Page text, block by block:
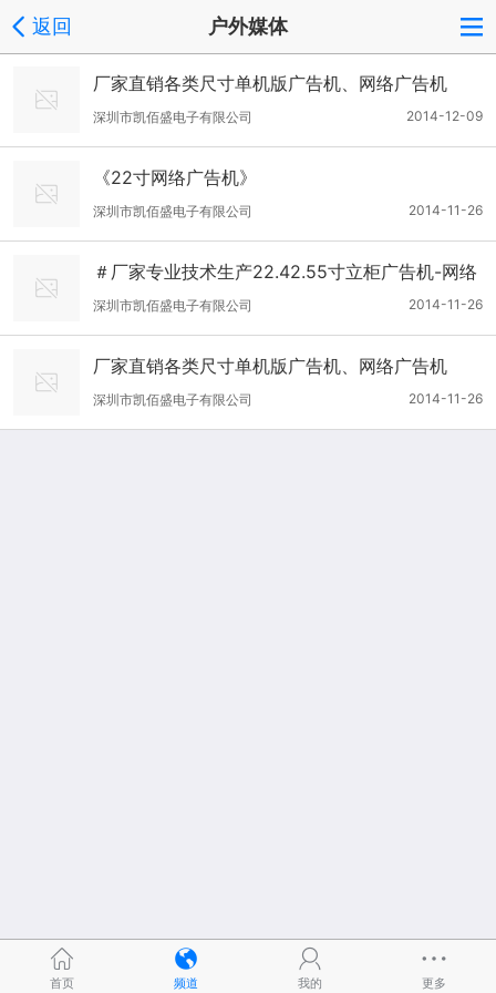
返回 户外媒体
厂家直销各类尺寸单机版广告机、网络广告机
2014-12-09
深圳市凯佰盛电子有限公司
《22寸网络广告机》
2014-11-26
深圳市凯佰盛电子有限公司
＃厂家专业技术生产22.42.55寸立柜广告机-网络
版＃
2014-11-26
深圳市凯佰盛电子有限公司
厂家直销各类尺寸单机版广告机、网络广告机
2014-11-26
深圳市凯佰盛电子有限公司
首页 频道 我的 更多